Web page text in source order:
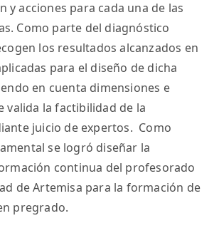
y acciones para cada una de las
Como parte del diagnóstico
los resultados alcanzados en
para el diseño de dicha
en cuenta dimensiones e
valida la factibilidad de la
juicio de expertos. Como
se logró diseñar la
continua del profesorado
de Artemisa para la formación de
pregrado.